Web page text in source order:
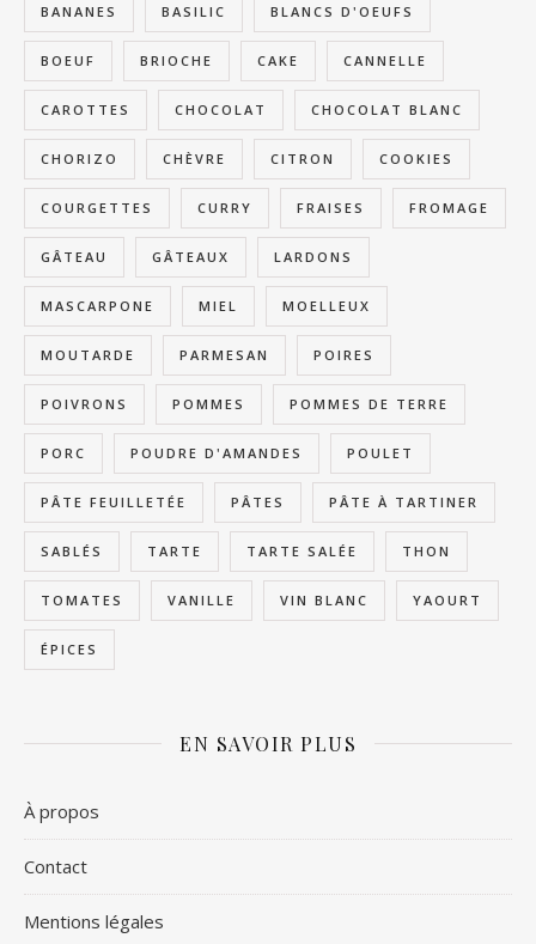
BANANES BASILIC BLANCS D'OEUFS
BOEUF BRIOCHE CAKE CANNELLE
CAROTTES CHOCOLAT CHOCOLAT BLANC
CHORIZO CHÈVRE CITRON COOKIES
COURGETTES CURRY FRAISES FROMAGE
GÂTEAU GÂTEAUX LARDONS
MASCARPONE MIEL MOELLEUX
MOUTARDE PARMESAN POIRES
POIVRONS POMMES POMMES DE TERRE
PORC POUDRE D'AMANDES POULET
PÂTE FEUILLETÉE PÂTES PÂTE À TARTINER
SABLÉS TARTE TARTE SALÉE THON
TOMATES VANILLE VIN BLANC YAOURT
ÉPICES
EN SAVOIR PLUS
À propos
Contact
Mentions légales